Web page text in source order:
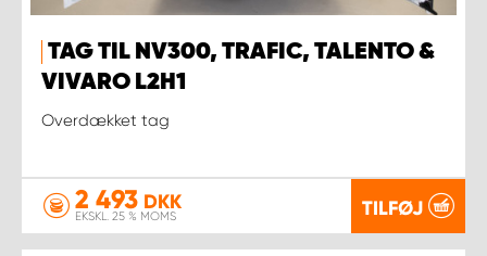
TAG TIL NV300, TRAFIC, TALENTO &
VIVARO L2H1
Overdækket tag
2 493 DKK
EKSKL. 25 % MOMS TILFØJ